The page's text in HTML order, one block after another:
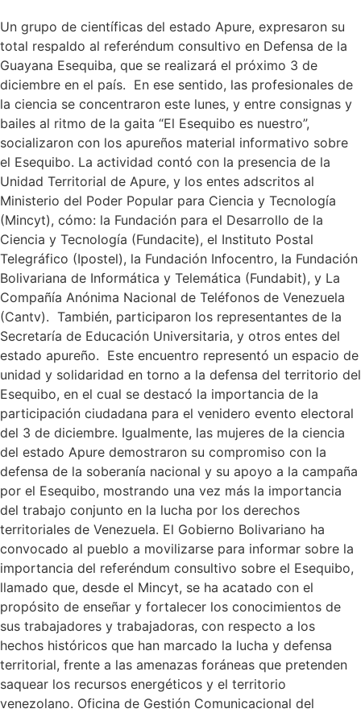
Un grupo de científicas del estado Apure, expresaron su
total respaldo al referéndum consultivo en Defensa de la
Guayana Esequiba, que se realizará el próximo 3 de
diciembre en el país. En ese sentido, las profesionales de
la ciencia se concentraron este lunes, y entre consignas y
bailes al ritmo de la gaita “El Esequibo es nuestro”,
socializaron con los apureños material informativo sobre
el Esequibo. La actividad contó con la presencia de la
Unidad Territorial de Apure, y los entes adscritos al
Ministerio del Poder Popular para Ciencia y Tecnología
(Mincyt), cómo: la Fundación para el Desarrollo de la
Ciencia y Tecnología (Fundacite), el Instituto Postal
Telegráfico (Ipostel), la Fundación Infocentro, la Fundación
Bolivariana de Informática y Telemática (Fundabit), y La
Compañía Anónima Nacional de Teléfonos de Venezuela
(Cantv). También, participaron los representantes de la
Secretaría de Educación Universitaria, y otros entes del
estado apureño. Este encuentro representó un espacio de
unidad y solidaridad en torno a la defensa del territorio del
Esequibo, en el cual se destacó la importancia de la
participación ciudadana para el venidero evento electoral
del 3 de diciembre. Igualmente, las mujeres de la ciencia
del estado Apure demostraron su compromiso con la
defensa de la soberanía nacional y su apoyo a la campaña
por el Esequibo, mostrando una vez más la importancia
del trabajo conjunto en la lucha por los derechos
territoriales de Venezuela. El Gobierno Bolivariano ha
convocado al pueblo a movilizarse para informar sobre la
importancia del referéndum consultivo sobre el Esequibo,
llamado que, desde el Mincyt, se ha acatado con el
propósito de enseñar y fortalecer los conocimientos de
sus trabajadores y trabajadoras, con respecto a los
hechos históricos que han marcado la lucha y defensa
territorial, frente a las amenazas foráneas que pretenden
saquear los recursos energéticos y el territorio
venezolano. Oficina de Gestión Comunicacional del